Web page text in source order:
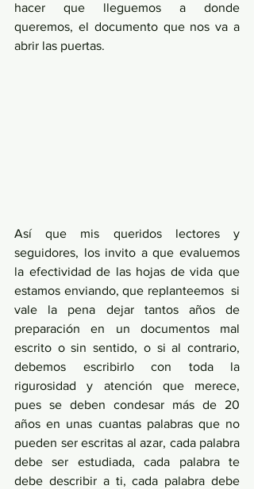
hacer que lleguemos a donde
queremos, el documento que nos va a
abrir las puertas.
Así que mis queridos lectores y
seguidores, los invito a que evaluemos
la efectividad de las hojas de vida que
estamos enviando, que replanteemos  si
vale la pena dejar tantos años de
preparación en un documentos mal
escrito o sin sentido, o si al contrario,
debemos escribirlo con toda la
rigurosidad y atención que merece,
pues se deben condesar más de 20
años en unas cuantas palabras que no
pueden ser escritas al azar, cada palabra
debe ser estudiada, cada palabra te
debe describir a ti, cada palabra debe